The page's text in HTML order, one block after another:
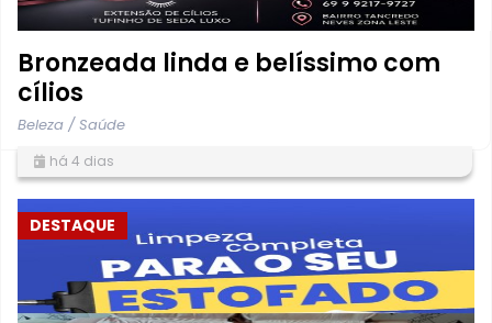
Bronzeada linda e belíssimo com
cílios
Beleza / Saúde
há 4 dias
DESTAQUE